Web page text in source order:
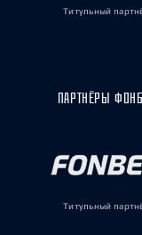
Титульный
ПАРТНЁРЫ
Титульный